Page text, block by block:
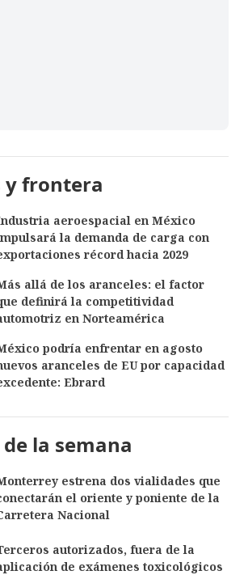
y frontera
aeroespacial en México
la demanda de carga con
récord hacia 2029
allá de los aranceles: el factor
definirá la competitividad
en Norteamérica
podría enfrentar en agosto
aranceles de EU por capacidad
Ebrard
de la semana
estrena dos vialidades que
el oriente y poniente de la
Nacional
autorizados, fuera de la
de exámenes toxicológicos